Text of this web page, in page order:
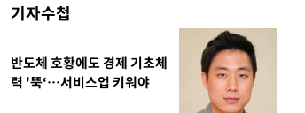
기자수첩
반도체 호황에도 경제 기초체
력 '뚝‘…서비스업 키워야